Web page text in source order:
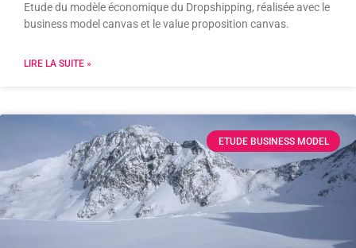
Etude du modèle économique du Dropshipping, réalisée avec le
business model canvas et le value proposition canvas.
LIRE LA SUITE »
ETUDE BUSINESS MODEL